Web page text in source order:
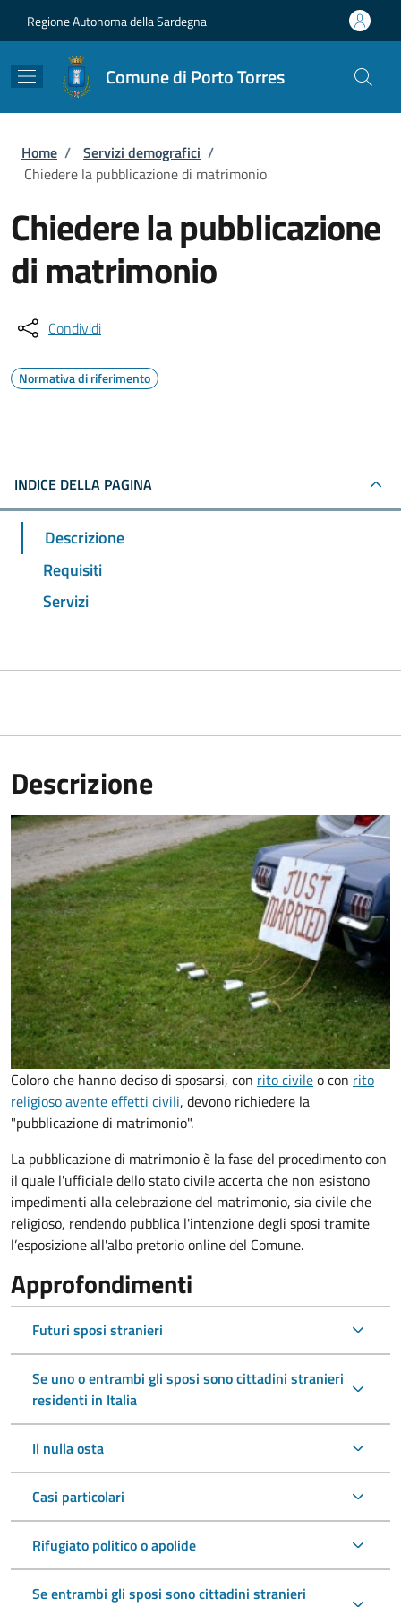
Regione Autonoma della Sardegna
Comune di Porto Torres
Briciole di pane
Home / Servizi demografici /
Chiedere la pubblicazione di matrimonio
Chiedere la pubblicazione
di matrimonio
Condividi
Normativa di riferimento
INDICE DELLA PAGINA
Descrizione
Requisiti
Servizi
Descrizione
Coloro che hanno deciso di sposarsi, con rito civileo con rito
religioso avente effetti civili, devono richiedere la
"pubblicazione di matrimonio".
La pubblicazione di matrimonio è la fase del procedimento con
il quale l'ufficiale dello stato civile accerta che non esistono
impedimenti alla celebrazione del matrimonio, sia civile che
religioso, rendendo pubblica l'intenzione degli sposi tramite
l’esposizione all'albo pretorio online del Comune.
Approfondimenti
Futuri sposi stranieri
Se uno o entrambi gli sposi sono cittadini stranieri
residenti in Italia
Il nulla osta
Casi particolari
Rifugiato politico o apolide
Se entrambi gli sposi sono cittadini stranieri